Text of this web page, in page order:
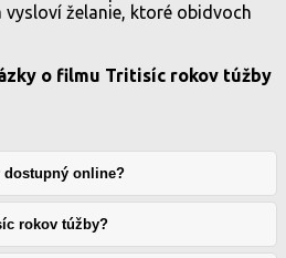
vysloví želanie, ktoré obidvoch
o filmu Tritisíc rokov túžby
online?
rokov túžby?